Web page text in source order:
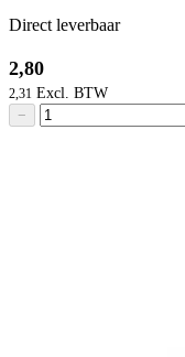
Direct leverbaar
2,80
2,31
−